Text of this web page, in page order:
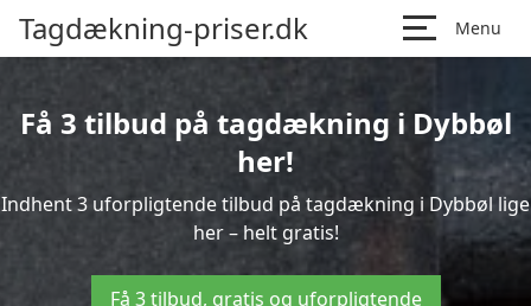
Tagdækning-priser.dk Menu
Få 3 tilbud på tagdækning i Dybbøl
her!
Indhent 3 uforpligtende tilbud på tagdækning i Dybbøl lige
her – helt gratis!
Få 3 tilbud, gratis og uforpligtende